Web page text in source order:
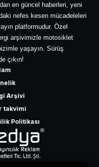
en güncel haberleri, yeni
nefes kesen mücadeleleri
platformudur. Özel
arşivimizle motosiklet
yaşayın. Sürüş
çıkın!
Arşivi
takvimi
Politikası